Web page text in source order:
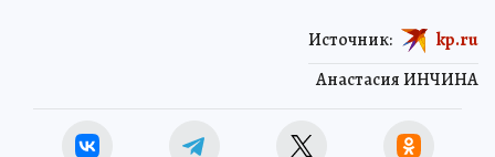
Анастасия ИНЧИНА
Источник: kp.ru